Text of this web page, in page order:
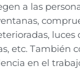
a las
etc. También
en el